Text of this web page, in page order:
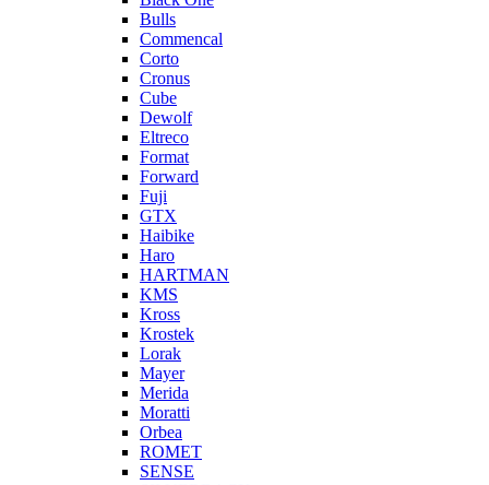
Bulls
Commencal
Corto
Cronus
Cube
Dewolf
Eltreco
Format
Forward
Fuji
GTX
Haibike
Haro
HARTMAN
KMS
Kross
Krostek
Lorak
Mayer
Merida
Moratti
Orbea
ROMET
SENSE